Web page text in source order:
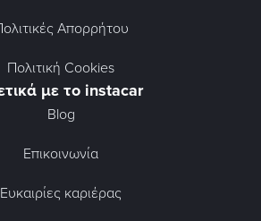
Απορρήτου
Πολιτική Cookies
με το instacar
Blog
Επικοινωνία
Ευκαιρίες καριέρας